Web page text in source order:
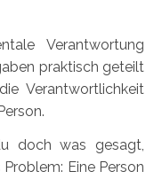
Verantwortung
praktisch geteilt
Verantwortlichkeit
doch was gesagt,
Eine Person